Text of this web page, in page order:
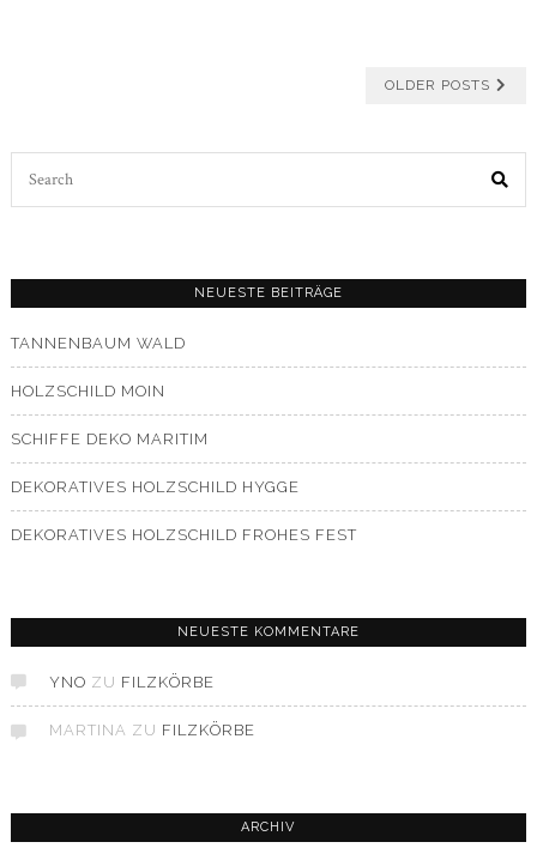
OLDER POSTS
NEUESTE BEITRÄGE
TANNENBAUM WALD
HOLZSCHILD MOIN
SCHIFFE DEKO MARITIM
DEKORATIVES HOLZSCHILD HYGGE
DEKORATIVES HOLZSCHILD FROHES FEST
NEUESTE KOMMENTARE
YNO ZU FILZKÖRBE
MARTINA ZU FILZKÖRBE
ARCHIV